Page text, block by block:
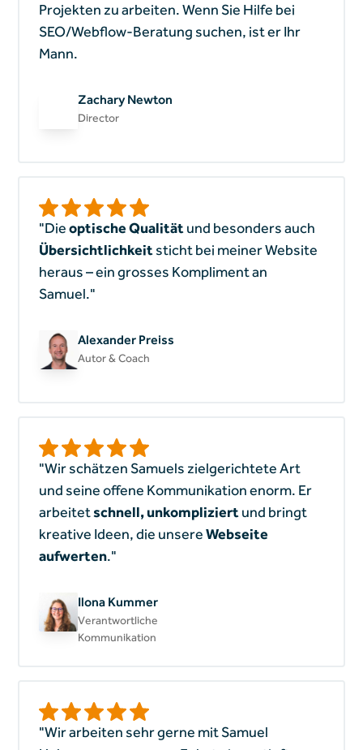
Projekten zu arbeiten. Wenn Sie Hilfe bei
SEO/Webflow-Beratung suchen, ist er Ihr
Mann.
Zachary Newton
Director
"Dieoptische Qualitätund besonders auch
Übersichtlichkeitsticht bei meiner Website
heraus – ein grosses Kompliment an
Samuel."
Alexander Preiss
Autor & Coach
"Wir schätzen Samuels zielgerichtete Art
und seine offene Kommunikation enorm. Er
arbeitetschnell, unkompliziertund bringt
kreative Ideen, die unsereWebseite
aufwerten."
Ilona Kummer
Verantwortliche
Kommunikation
"Wir arbeiten sehr gerne mit Samuel